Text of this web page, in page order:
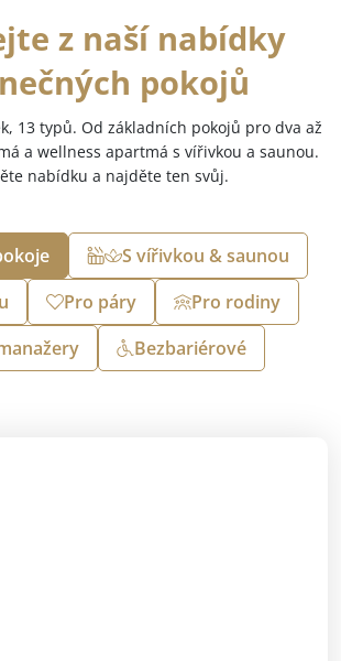
z naší nabídky
pokojů
13 typů. Od základních pokojů pro dva až
a wellness apartmá s vířivkou a saunou.
nabídku a najděte ten svůj.
S vířivkou & saunou
Pro páry
Pro rodiny
Bezbariérové